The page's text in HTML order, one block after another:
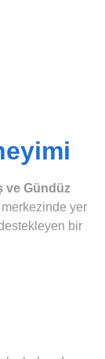
ve Gündüz
yer
bir